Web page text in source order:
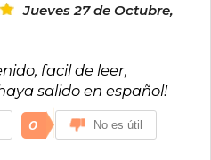
Jueves 27 de Octubre,
facil de leer,
salido en español!
0 No es útil